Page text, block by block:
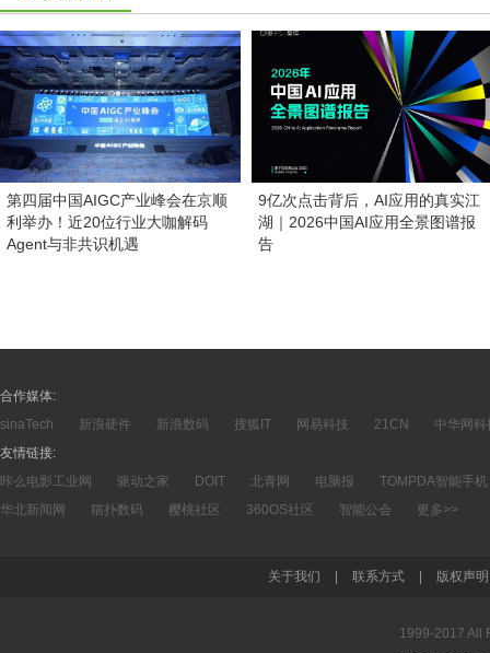
第四届中国AIGC产业峰会在京顺
利举办！近20位行业大咖解码
Agent与非共识机遇
9亿次点击背后，AI应用的真实江
湖｜2026中国AI应用全景图谱报
告
合作媒体:
sinaTech
新浪硬件 新浪数码 搜狐IT 网易科技 21CN
中华网科
友情链接:
咔么电影工业网
驱动之家 DOIT 北青网 电脑报
TOMPDA智能手机
华北新闻网
猫扑数码 樱桃社区 360OS社区 智能公会 更多>>
关于我们 联系方式 版权声明
1999-2017 All